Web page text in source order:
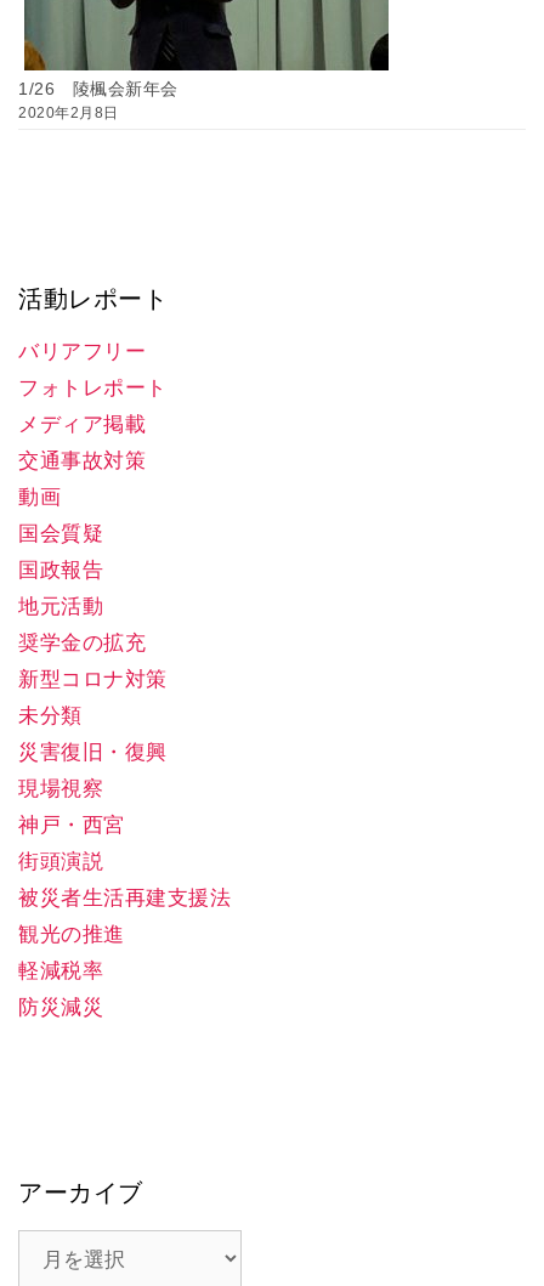
1/26 陵楓会新年会
2020年2月8日
活動レポート
バリアフリー
フォトレポート
メディア掲載
交通事故対策
動画
国会質疑
国政報告
地元活動
奨学金の拡充
新型コロナ対策
未分類
災害復旧・復興
現場視察
神戸・西宮
街頭演説
被災者生活再建支援法
観光の推進
軽減税率
防災減災
アーカイブ